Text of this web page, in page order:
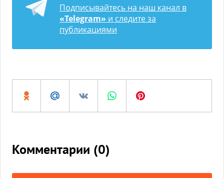
Подписывайтесь на наш канал в
«Telegram» и следите за
публикациями
Комментарии (0)